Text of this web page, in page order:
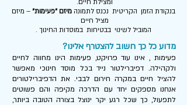
ומצילת חיים.
בנקודת הזמן הקריטית נכנס לתמונה מיזם "פעימות" – מיזם
מציל חיים
המוביל לשינוי בבטיחות במוסדות החינוך .
מדוע כל כך חשוב להצטרף אלינו?
פעימות , אינו עוד פרויקט, פעימות הינו מחווה לחיים
ולקהילה. דפיברילטור נייד בכל מוסד חינוכי מאפשר
להציל חיים במקרה חירום לבבי. את הדפיברילטורים
אנחנו מספקים יחד עם הדרכה מקיפה והם פשוטים
לתפעול, כך שכל רגע יקר ינוצל בצורה הטובה ביותר,